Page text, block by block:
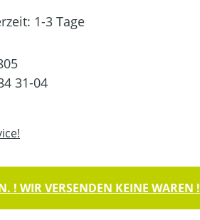
1-3 Tage
31-04
! WIR VERSENDEN KEINE WAREN !